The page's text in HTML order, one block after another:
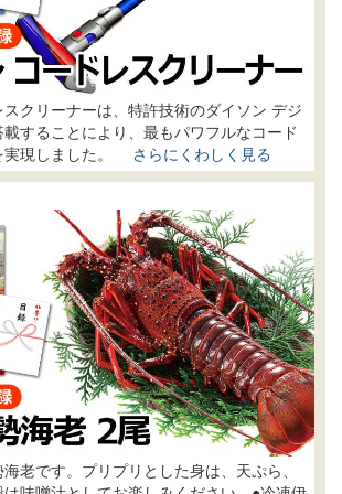
スクリーナーは、特許技術のダイソン デジ
することにより、最もパワフルなコード
実現しました。 さらにくわしく見る
老です。プリプリとした身は、天ぷら、